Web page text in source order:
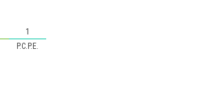
P.C.P.E.
1